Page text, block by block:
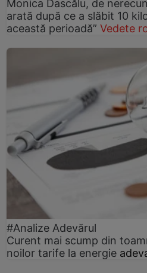
Monica Dascălu, de
arată după ce a slăbit 10
această perioadă” Vedete
#Analize Adevărul
Curent mai scump din
noilor tarife la energie